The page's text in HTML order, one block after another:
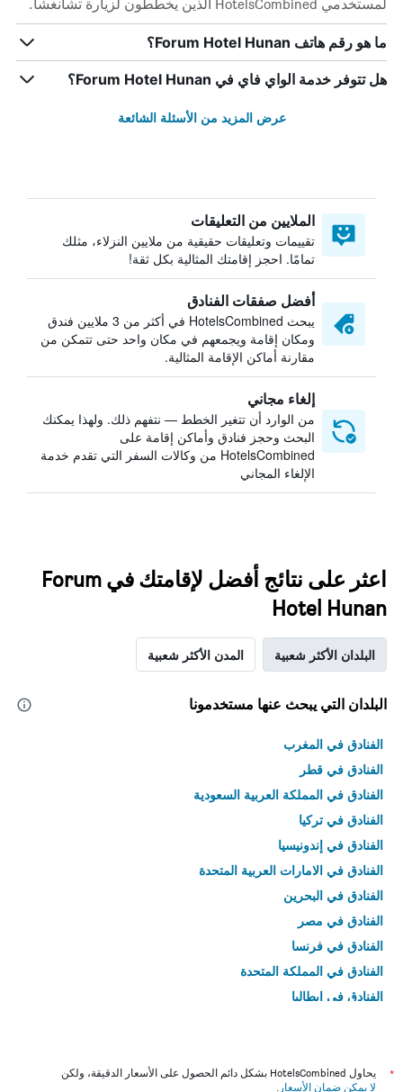
لمستخدمي HotelsCombined الذين يخططون لزيارة تشانغشا.
ما هو رقم هاتف Forum Hotel Hunan؟
هل تتوفر خدمة الواي فاي في Forum Hotel Hunan؟
عرض المزيد من الأسئلة الشائعة
الملايين من التعليقات
تقييمات وتعليقات حقيقية من ملايين النزلاء، مثلك
تمامًا. احجز إقامتك المثالية بكل ثقة!
أفضل صفقات الفنادق
يبحث HotelsCombined في أكثر من 3 ملايين فندق
ومكان إقامة ويجمعهم في مكان واحد حتى تتمكن من
مقارنة أماكن الإقامة المثالية.
إلغاء مجاني
من الوارد أن تتغير الخطط — نتفهم ذلك. ولهذا يمكنك
البحث وحجز فنادق وأماكن إقامة على
HotelsCombined من وكالات السفر التي تقدم خدمة
الإلغاء المجاني
اعثر على نتائج أفضل لإقامتك في Forum
Hotel Hunan
البلدان الأكثر شعبية المدن الأكثر شعبية
البلدان التي يبحث عنها مستخدمونا
الفنادق في المغرب
الفنادق في قطر
الفنادق في المملكة العربية السعودية
الفنادق في تركيا
الفنادق في إندونيسيا
الفنادق في الامارات العربية المتحدة
الفنادق في البحرين
الفنادق في مصر
الفنادق في فرنسا
الفنادق في المملكة المتحدة
الفنادق في إيطاليا
*
يحاول HotelsCombined بشكل دائم الحصول على الأسعار الدقيقة، ولكن
لا يمكن ضمان الأسعار .